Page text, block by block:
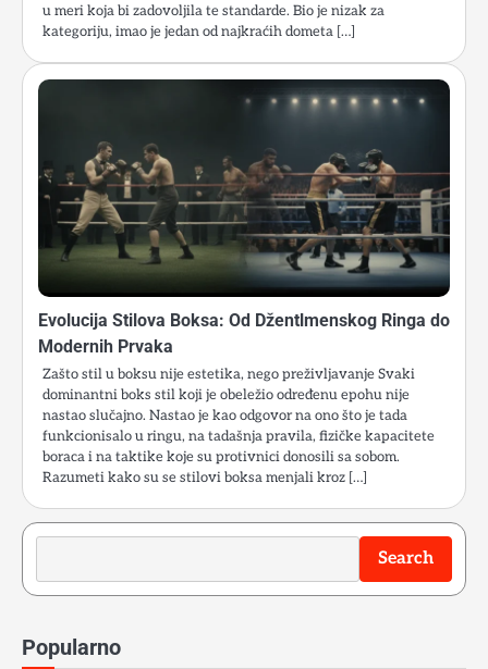
u meri koja bi zadovoljila te standarde. Bio je nizak za
kategoriju, imao je jedan od najkraćih dometa […]
Evolucija Stilova Boksa: Od Džentlmenskog Ringa do
Modernih Prvaka
Zašto stil u boksu nije estetika, nego preživljavanje Svaki
dominantni boks stil koji je obeležio određenu epohu nije
nastao slučajno. Nastao je kao odgovor na ono što je tada
funkcionisalo u ringu, na tadašnja pravila, fizičke kapacitete
boraca i na taktike koje su protivnici donosili sa sobom.
Razumeti kako su se stilovi boksa menjali kroz […]
Search
Search
Popularno